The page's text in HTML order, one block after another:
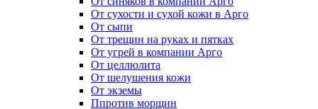
От сухости и сухой кожи в Арго
От сыпи
От трещин на руках и пятках
От угрей в компании Арго
От целлюлита
От шелушения кожи
От экземы
Ппротив морщин